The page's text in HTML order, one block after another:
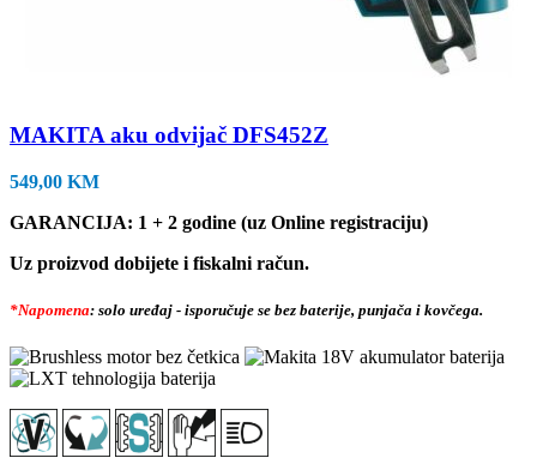
MAKITA aku odvijač DFS452Z
549,00 KM
GARANCIJA: 1 + 2 godine (uz Online registraciju)
Uz proizvod dobijete i fiskalni račun.
*Napomena: solo uređaj - isporučuje se bez baterije, punjača i kovčega.